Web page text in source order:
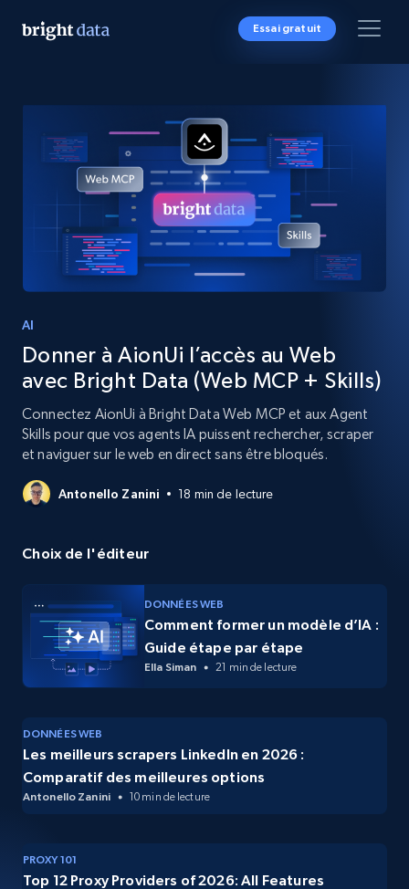
Essai gratuit
AI
Donner à AionUi l’accès au Web
avec Bright Data (Web MCP + Skills)
Connectez AionUi à Bright Data Web MCP et aux Agent
Skills pour que vos agents IA puissent rechercher, scraper
et naviguer sur le web en direct sans être bloqués.
Antonello Zanini 18 min de lecture
Choix de l'éditeur
DONNÉES WEB
Comment former un modèle d’IA :
Guide étape par étape
Ella Siman 21 min de lecture
DONNÉES WEB
Les meilleurs scrapers LinkedIn en 2026 :
Comparatif des meilleures options
Antonello Zanini 10 min de lecture
PROXY 101
Top 12 Proxy Providers of 2026: All Features